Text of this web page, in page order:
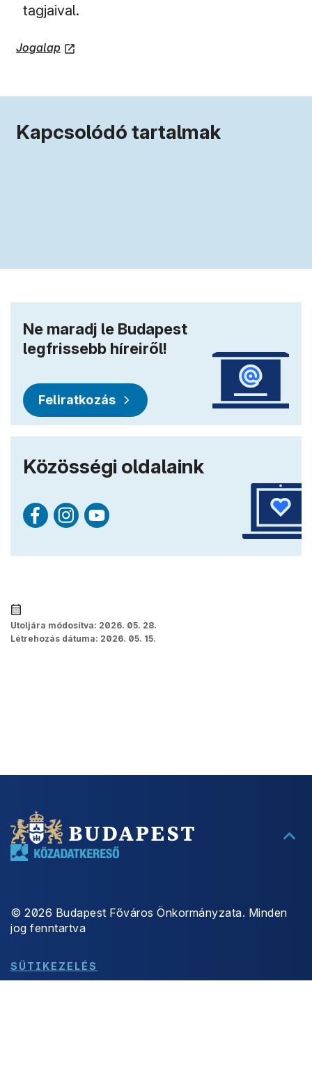
tagjaival.
(új ablakban nyílik meg)
Jogalap
Kapcsolódó tartalmak
Bővebben
Idősek Információs Pontja
Ne maradj le Budapest
legfrissebb híreiről!
Feliratkozás
Közösségi oldalaink
Utoljára módosítva: 2026. 05. 28.
Létrehozás dátuma: 2026. 05. 15.
© 2026 Budapest Főváros Önkormányzata. Minden
jog fenntartva
SÜTIKEZELÉS